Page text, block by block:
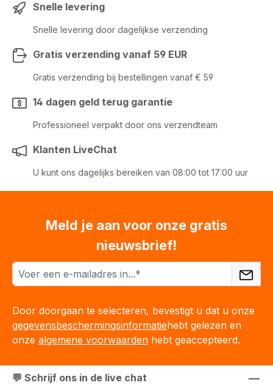
Snelle levering
Snelle levering door dagelijkse verzending
Gratis verzending vanaf 59 EUR
Gratis verzending bij bestellingen vanaf € 59
14 dagen geld terug garantie
Professioneel verpakt door ons verzendteam
Klanten LiveChat
U kunt ons dagelijks bereiken van 08:00 tot 17:00 uur
Meld je aan voor onze gratis
nieuwsbrief!
Door doorgaan te selecteren, bevestigt u dat u onze
gegevensbeschermingsinformatiehebt gelezen en
onze algemene voorwaarden hebt geaccepteerd.
💬 Schrijf ons in de live chat